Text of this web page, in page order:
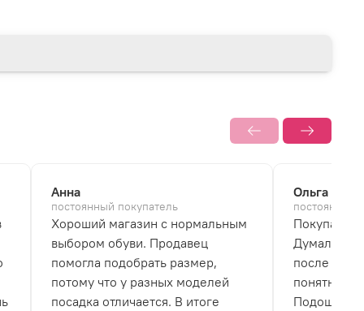
Анна
постоянный покупатель
Хороший магазин с нормальным
выбором обуви. Продавец
помогла подобрать размер,
потому что у разных моделей
посадка отличается. В итоге
Ольга
постоянный
Покупала
Думала,
после
понятно,
Подошва не